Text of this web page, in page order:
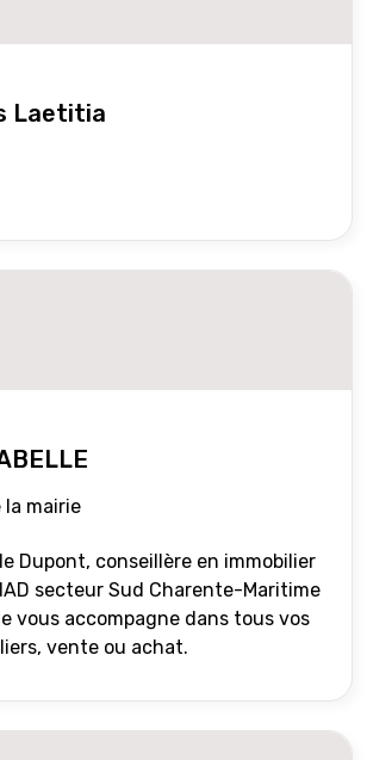
et Iad Deutschland Inter agence
Laetitia
la mairie
Dupont, conseillère en immobilier
secteur Sud Charente-Maritime
vous accompagne dans tous vos
vente ou achat.